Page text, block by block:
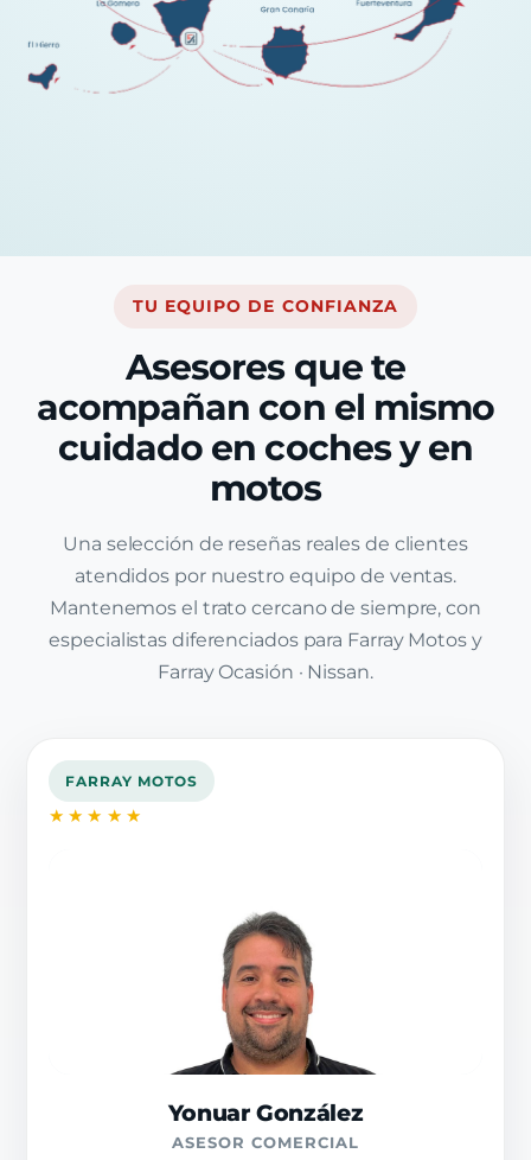
TU EQUIPO DE CONFIANZA
Asesores que te
acompañan con el mismo
cuidado en coches y en
motos
Una selección de reseñas reales de clientes
atendidos por nuestro equipo de ventas.
Mantenemos el trato cercano de siempre, con
especialistas diferenciados para Farray Motos y
Farray Ocasión · Nissan.
FARRAY MOTOS
★★★★★
Yonuar González
ASESOR COMERCIAL